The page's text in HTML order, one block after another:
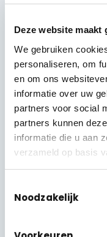
Deze website maakt
We gebruiken
personaliseren, om
en om ons
informatie over uw
partners voor social
partners kunnen
informatie die u aan
verzameld op basis
Noodzakelijk
kiezen wélke